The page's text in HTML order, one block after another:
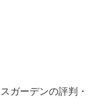
ガーデンの評判・